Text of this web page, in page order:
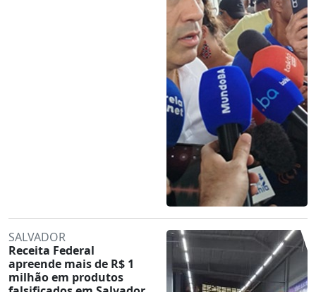
SALVADOR
Receita Federal
apreende mais de R$ 1
milhão em produtos